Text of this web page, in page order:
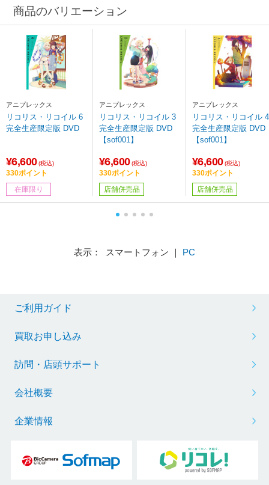
商品のバリエーション
アニプレックス
リコリス・リコイル 6
完全生産限定版 DVD
¥6,600 (税込)
330ポイント
在庫限り
アニプレックス
リコリス・リコイル 3
完全生産限定版 DVD
【sof001】
¥6,600 (税込)
330ポイント
店舗併売品
アニプレックス
リコリス・リコイル 4
完全生産限定版 DVD
【sof001】
¥6,600 (税込)
330ポイント
店舗併売品
表示： スマートフォン ｜ PC
ご利用ガイド
買取お申し込み
訪問・店頭サポート
会社概要
企業情報